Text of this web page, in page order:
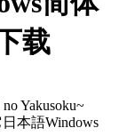
载
Yakusoku~
日本語Windows